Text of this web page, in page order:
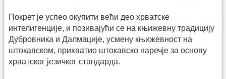
Покрет је успео окупити већи део хрватске
интелигенције, и позивајући се на књижевну традицију
Дубровника и Далмације, усмену књижевност на
штокавском, прихватио штокавско наречје за основу
хрватског језичког стандарда.